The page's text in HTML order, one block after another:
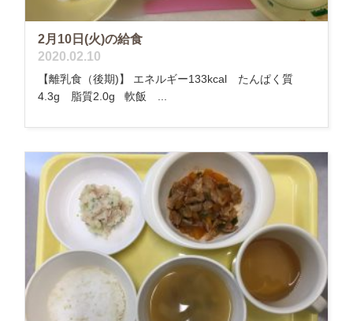
2月10日(火)の給食
2020.02.10
【離乳食（後期)】 エネルギー133kcal たんぱく質
4.3g 脂質2.0g 軟飯 ...